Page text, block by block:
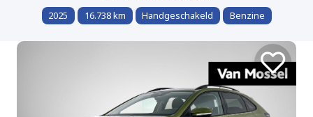
2025 16.738 km Handgeschakeld Benzine